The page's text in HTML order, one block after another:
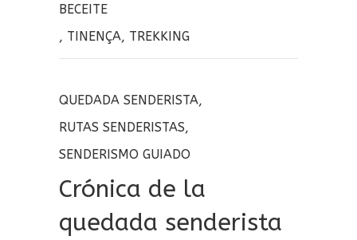
BECEITE
, TINENÇA, TREKKING
QUEDADA SENDERISTA,
RUTAS SENDERISTAS,
SENDERISMO GUIADO
Crónica de la
quedada senderista